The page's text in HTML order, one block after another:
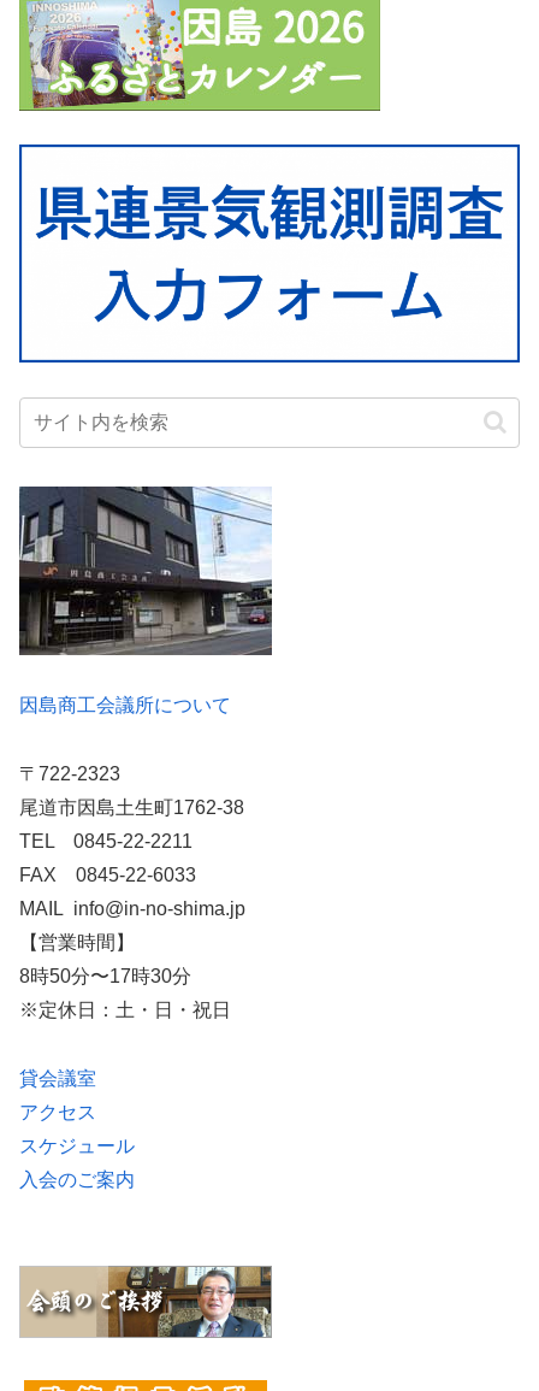
因島商工会議所について
〒722-2323
尾道市因島土生町1762-38
TEL 0845-22-2211
FAX 0845-22-6033
MAIL info@in-no-shima.jp
【営業時間】
8時50分〜17時30分
※定休日：土・日・祝日
貸会議室
アクセス
スケジュール
入会のご案内